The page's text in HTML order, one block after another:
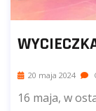
20 maja 2024
16 maja, w